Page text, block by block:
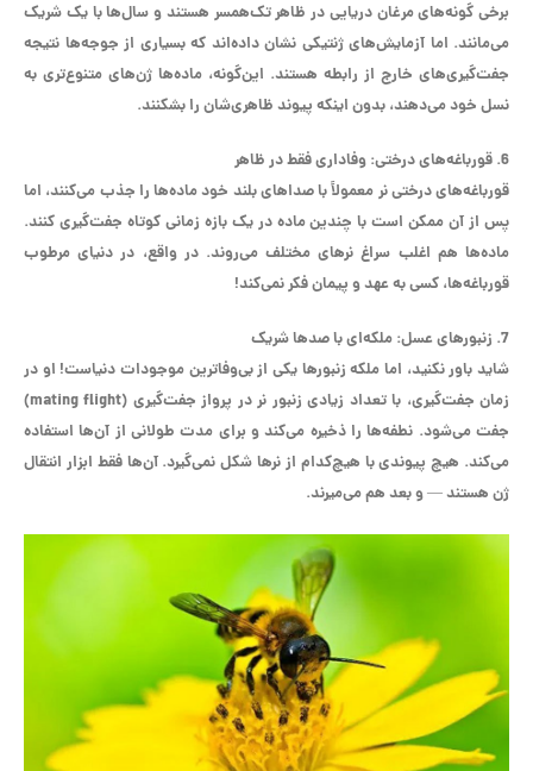
برخی گونه‌های مرغان دریایی در ظاهر تک‌همسر هستند و سال‌ها با یک شریک
می‌مانند. اما آزمایش‌های ژنتیکی نشان داده‌اند که بسیاری از جوجه‌ها نتیجه
جفت‌گیری‌های خارج از رابطه هستند. این‌گونه، ماده‌ها ژن‌های متنوع‌تری به
نسل خود می‌دهند، بدون اینکه پیوند ظاهری‌شان را بشکنند.
6. قورباغه‌های درختی:
وفاداری فقط در ظاهر
قورباغه‌های درختی نر معمولاً با صداهای بلند خود ماده‌ها را جذب می‌کنند، اما
پس از آن ممکن است با چندین ماده در یک بازه زمانی کوتاه جفت‌گیری کنند.
ماده‌ها هم اغلب سراغ نرهای مختلف می‌روند. در واقع، در دنیای مرطوب
قورباغه‌ها، کسی به عهد و پیمان فکر نمی‌کند!
7. زنبورهای عسل:
ملکه‌ای با صدها شریک
شاید باور نکنید، اما ملکه زنبورها یکی از بی‌وفاترین موجودات دنیاست! او در
زمان جفت‌گیری، با تعداد زیادی زنبور نر در پرواز جفت‌گیری (mating flight)
جفت می‌شود. نطفه‌ها را ذخیره می‌کند و برای مدت طولانی از آن‌ها استفاده
می‌کند. هیچ پیوندی با هیچ‌کدام از نرها شکل نمی‌گیرد. آن‌ها فقط ابزار انتقال
ژن هستند — و بعد هم می‌میرند.